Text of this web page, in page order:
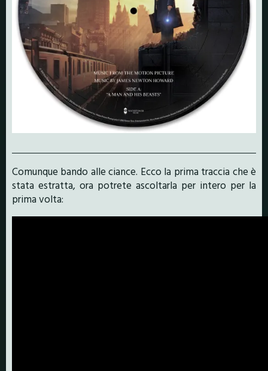
Comunque bando alle ciance. Ecco la prima traccia che è
stata estratta, ora potrete ascoltarla per intero per la
prima volta: